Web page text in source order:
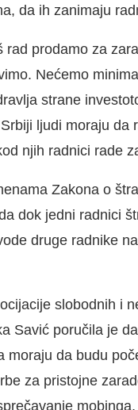
da ih zanimaju
rad prodamo za
Nećemo
strane
ljudi moraju da
njih radnici rade
Zakona o
dok jedni radnici
druge radnike
slobodnih i
Savić poručila je
moraju da budu
za pristojne